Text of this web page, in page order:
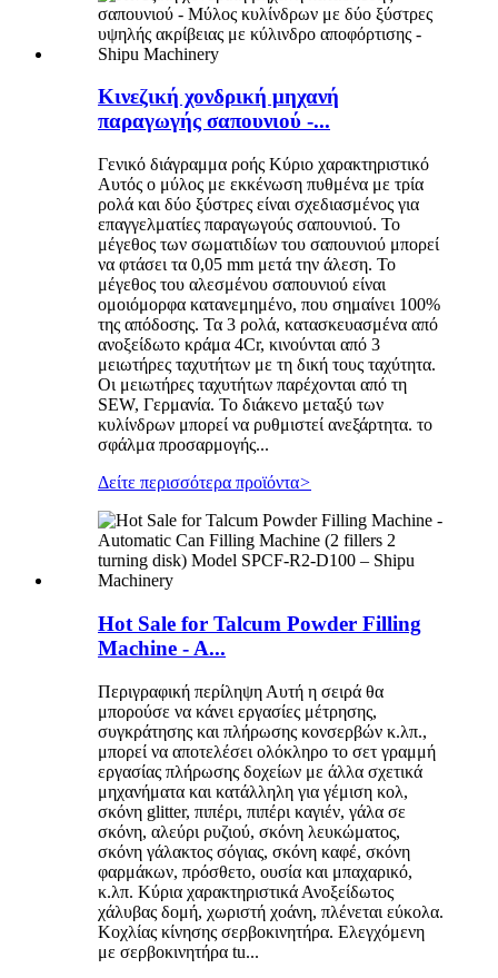
Κινεζική χονδρική μηχανή
παραγωγής σαπουνιού -...
Γενικό διάγραμμα ροής Κύριο χαρακτηριστικό
Αυτός ο μύλος με εκκένωση πυθμένα με τρία
ρολά και δύο ξύστρες είναι σχεδιασμένος για
επαγγελματίες παραγωγούς σαπουνιού. Το
μέγεθος των σωματιδίων του σαπουνιού μπορεί
να φτάσει τα 0,05 mm μετά την άλεση. Το
μέγεθος του αλεσμένου σαπουνιού είναι
ομοιόμορφα κατανεμημένο, που σημαίνει 100%
της απόδοσης. Τα 3 ρολά, κατασκευασμένα από
ανοξείδωτο κράμα 4Cr, κινούνται από 3
μειωτήρες ταχυτήτων με τη δική τους ταχύτητα.
Οι μειωτήρες ταχυτήτων παρέχονται από τη
SEW, Γερμανία. Το διάκενο μεταξύ των
κυλίνδρων μπορεί να ρυθμιστεί ανεξάρτητα. το
σφάλμα προσαρμογής...
Δείτε περισσότερα προϊόντα>
Hot Sale for Talcum Powder Filling
Machine - A...
Περιγραφική περίληψη Αυτή η σειρά θα
μπορούσε να κάνει εργασίες μέτρησης,
συγκράτησης και πλήρωσης κονσερβών κ.λπ.,
μπορεί να αποτελέσει ολόκληρο το σετ γραμμή
εργασίας πλήρωσης δοχείων με άλλα σχετικά
μηχανήματα και κατάλληλη για γέμιση κολ,
σκόνη glitter, πιπέρι, πιπέρι καγιέν, γάλα σε
σκόνη, αλεύρι ρυζιού, σκόνη λευκώματος,
σκόνη γάλακτος σόγιας, σκόνη καφέ, σκόνη
φαρμάκων, πρόσθετο, ουσία και μπαχαρικό,
κ.λπ. Κύρια χαρακτηριστικά Ανοξείδωτος
χάλυβας δομή, χωριστή χοάνη, πλένεται εύκολα.
Κοχλίας κίνησης σερβοκινητήρα. Ελεγχόμενη
με σερβοκινητήρα tu...